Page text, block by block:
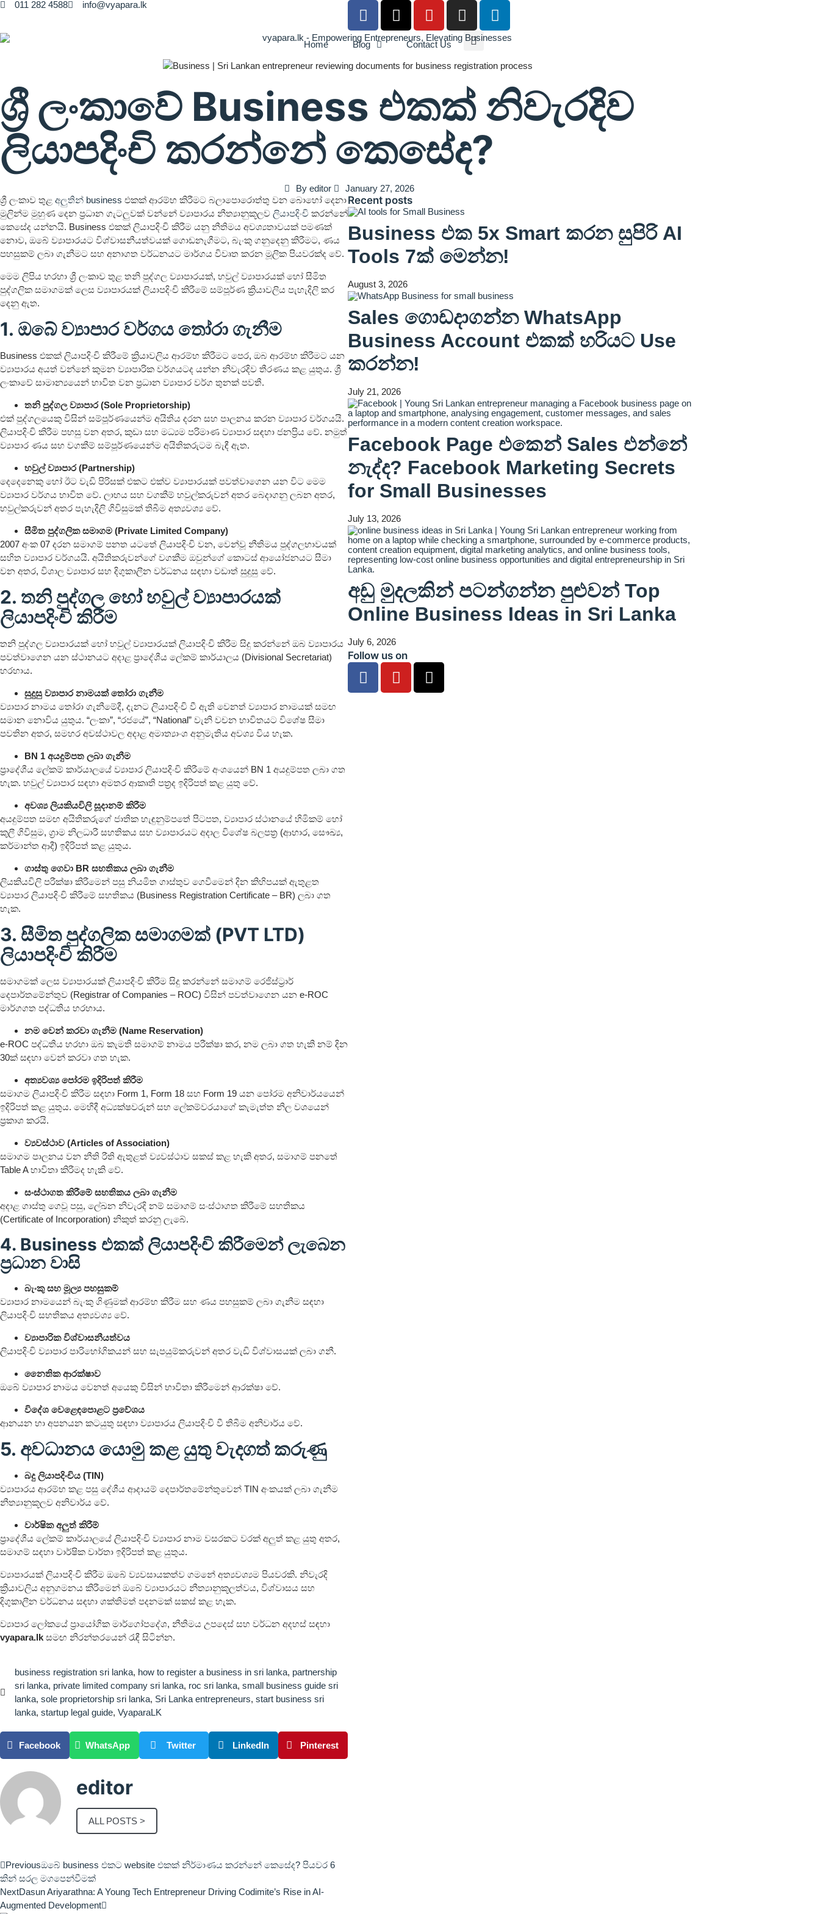
011 282 4588 info@vyapara.lk
Home Blog Contact Us
ශ්‍රී ලංකාවේ Business එකක් නිවැරදිව
ලියාපදිංචි කරන්නේ කෙසේද?
Byeditor
January 27, 2026
ශ්‍රී ලංකාව තුළ අලුතින් business එකක් ආරම්භ කිරීමට බලාපොරොත්තු වන බොහෝ දෙනා
මුලින්ම මුහුණ දෙන ප්‍රධාන ගැටලුවක් වන්නේ ව්‍යාපාරය නීත්‍යානුකූලව ලියාපදිංචි කරන්නේ
කෙසේද යන්නයි. Business එකක් ලියාපදිංචි කිරීම යනු නීතිමය අවශ්‍යතාවයක් පමණක්
නොව, ඔබේ ව්‍යාපාරයට විශ්වාසනීයත්වයක් ගොඩනැගීමට, බැංකු ගනුදෙනු කිරීමට, ණය
පහසුකම් ලබා ගැනීමට සහ අනාගත වර්ධනයට මාර්ගය විවෘත කරන මූලික පියවරක්ද වේ.
මෙම ලිපිය හරහා ශ්‍රී ලංකාව තුළ තනි පුද්ගල ව්‍යාපාරයක්, හවුල් ව්‍යාපාරයක් හෝ සීමිත
පුද්ගලික සමාගමක් ලෙස ව්‍යාපාරයක් ලියාපදිංචි කිරීමේ සම්පූර්ණ ක්‍රියාවලිය පැහැදිලි කර
දෙනු ඇත.
1. ඔබේ ව්‍යාපාර වර්ගය තෝරා ගැනීම
Business එකක් ලියාපදිංචි කිරීමේ ක්‍රියාවලිය ආරම්භ කිරීමට පෙර, ඔබ ආරම්භ කිරීමට යන
ව්‍යාපාරය අයත් වන්නේ කුමන ව්‍යාපාරික වර්ගයටද යන්න නිවැරදිව තීරණය කළ යුතුය. ශ්‍රී
ලංකාවේ සාමාන්‍යයෙන් භාවිත වන ප්‍රධාන ව්‍යාපාර වර්ග තුනක් පවතී.
තනි පුද්ගල ව්‍යාපාර (Sole Proprietorship)
එක් පුද්ගලයෙකු විසින් සම්පූර්ණයෙන්ම අයිතිය දරන සහ පාලනය කරන ව්‍යාපාර වර්ගයයි.
ලියාපදිංචි කිරීම පහසු වන අතර, කුඩා සහ මධ්‍යම පරිමාණ ව්‍යාපාර සඳහා ජනප්‍රිය වේ. නමුත්
ව්‍යාපාර ණය සහ වගකීම් සම්පූර්ණයෙන්ම අයිතිකරුටම බැඳී ඇත.
හවුල් ව්‍යාපාර (Partnership)
දෙදෙනෙකු හෝ ඊට වැඩි පිරිසක් එකට එක්ව ව්‍යාපාරයක් පවත්වාගෙන යන විට මෙම
ව්‍යාපාර වර්ගය භාවිත වේ. ලාභය සහ වගකීම් හවුල්කරුවන් අතර බෙදාගනු ලබන අතර,
හවුල්කරුවන් අතර පැහැදිලි ගිවිසුමක් තිබීම අත්‍යවශ්‍ය වේ.
සීමිත පුද්ගලික සමාගම (Private Limited Company)
2007 අංක 07 දරන සමාගම් පනත යටතේ ලියාපදිංචි වන, වෙන්වූ නීතිමය පුද්ගලභාවයක්
සහිත ව්‍යාපාර වර්ගයයි. අයිතිකරුවන්ගේ වගකීම ඔවුන්ගේ කොටස් ආයෝජනයට සීමා
වන අතර, විශාල ව්‍යාපාර සහ දිගුකාලීන වර්ධනය සඳහා වඩාත් සුදුසු වේ.
2. තනි පුද්ගල හෝ හවුල් ව්‍යාපාරයක්
ලියාපදිංචි කිරීම
තනි පුද්ගල ව්‍යාපාරයක් හෝ හවුල් ව්‍යාපාරයක් ලියාපදිංචි කිරීම සිදු කරන්නේ ඔබ ව්‍යාපාරය
පවත්වාගෙන යන ස්ථානයට අදාළ ප්‍රාදේශීය ලේකම් කාර්යාලය (Divisional Secretariat)
හරහාය.
සුදුසු ව්‍යාපාර නාමයක් තෝරා ගැනීම
ව්‍යාපාර නාමය තෝරා ගැනීමේදී, දැනට ලියාපදිංචි වී ඇති වෙනත් ව්‍යාපාර නාමයක් සමඟ
සමාන නොවිය යුතුය. “ලංකා”, “රජයේ”, “National” වැනි වචන භාවිතයට විශේෂ සීමා
පවතින අතර, සමහර අවස්ථාවල අදාළ අමාත්‍යාංශ අනුමැතිය අවශ්‍ය විය හැක.
BN 1 අයදුම්පත ලබා ගැනීම
ප්‍රාදේශීය ලේකම් කාර්යාලයේ ව්‍යාපාර ලියාපදිංචි කිරීමේ අංශයෙන් BN 1 අයදුම්පත ලබා ගත
හැක. හවුල් ව්‍යාපාර සඳහා අමතර ආකෘති පත්‍රද ඉදිරිපත් කළ යුතු වේ.
අවශ්‍ය ලියකියවිලි සූදානම් කිරීම
අයදුම්පත සමඟ අයිතිකරුගේ ජාතික හැඳුනුම්පතේ පිටපත, ව්‍යාපාර ස්ථානයේ හිමිකම් හෝ
කුලී ගිවිසුම, ග්‍රාම නිලධාරී සහතිකය සහ ව්‍යාපාරයට අදාල විශේෂ බලපත්‍ර (ආහාර, සෞඛ්‍ය,
කර්මාන්ත ආදී) ඉදිරිපත් කළ යුතුය.
ගාස්තු ගෙවා BR සහතිකය ලබා ගැනීම
ලියකියවිලි පරීක්ෂා කිරීමෙන් පසු නියමිත ගාස්තුව ගෙවීමෙන් දින කිහිපයක් ඇතුළත
ව්‍යාපාර ලියාපදිංචි කිරීමේ සහතිකය (Business Registration Certificate – BR) ලබා ගත
හැක.
3. සීමිත පුද්ගලික සමාගමක් (PVT LTD)
ලියාපදිංචි කිරීම
සමාගමක් ලෙස ව්‍යාපාරයක් ලියාපදිංචි කිරීම සිදු කරන්නේ සමාගම් රෙජිස්ට්‍රාර්
දෙපාර්තමේන්තුව (Registrar of Companies – ROC) විසින් පවත්වාගෙන යන e-ROC
මාර්ගගත පද්ධතිය හරහාය.
නම වෙන් කරවා ගැනීම (Name Reservation)
e-ROC පද්ධතිය හරහා ඔබ කැමති සමාගම් නාමය පරීක්ෂා කර, නම ලබා ගත හැකි නම් දින
30ක් සඳහා වෙන් කරවා ගත හැක.
අත්‍යවශ්‍ය පෝරම ඉදිරිපත් කිරීම
සමාගම ලියාපදිංචි කිරීම සඳහා Form 1, Form 18 සහ Form 19 යන පෝරම අනිවාර්යයෙන්
ඉදිරිපත් කළ යුතුය. මෙහිදී අධ්‍යක්ෂවරුන් සහ ලේකම්වරයාගේ කැමැත්ත නිල වශයෙන්
ප්‍රකාශ කරයි.
ව්‍යවස්ථාව (Articles of Association)
සමාගම පාලනය වන නීති රීති ඇතුළත් ව්‍යවස්ථාව සකස් කළ හැකි අතර, සමාගම් පනතේ
Table A භාවිතා කිරීමද හැකි වේ.
සංස්ථාගත කිරීමේ සහතිකය ලබා ගැනීම
අදාළ ගාස්තු ගෙවූ පසු, ලේඛන නිවැරදි නම් සමාගම් සංස්ථාගත කිරීමේ සහතිකය
(Certificate of Incorporation) නිකුත් කරනු ලැබේ.
4. Business එකක් ලියාපදිංචි කිරීමෙන් ලැබෙන
ප්‍රධාන වාසි
බැංකු සහ මූල්‍ය පහසුකම්
ව්‍යාපාර නාමයෙන් බැංකු ගිණුමක් ආරම්භ කිරීම සහ ණය පහසුකම් ලබා ගැනීම සඳහා
ලියාපදිංචි සහතිකය අත්‍යවශ්‍ය වේ.
ව්‍යාපාරික විශ්වාසනීයත්වය
ලියාපදිංචි ව්‍යාපාර පාරිභෝගිකයන් සහ සැපයුම්කරුවන් අතර වැඩි විශ්වාසයක් ලබා ගනී.
නෛතික ආරක්ෂාව
ඔබේ ව්‍යාපාර නාමය වෙනත් අයෙකු විසින් භාවිතා කිරීමෙන් ආරක්ෂා වේ.
විදේශ වෙළෙඳපොළට ප්‍රවේශය
ආනයන හා අපනයන කටයුතු සඳහා ව්‍යාපාරය ලියාපදිංචි වී තිබීම අනිවාර්ය වේ.
5. අවධානය යොමු කළ යුතු වැදගත් කරුණු
බදු ලියාපදිංචිය (TIN)
ව්‍යාපාරය ආරම්භ කළ පසු දේශීය ආදායම් දෙපාර්තමේන්තුවෙන් TIN අංකයක් ලබා ගැනීම
නීත්‍යානුකූලව අනිවාර්ය වේ.
වාර්ෂික අලුත් කිරීම්
ප්‍රාදේශීය ලේකම් කාර්යාලයේ ලියාපදිංචි ව්‍යාපාර නාම වසරකට වරක් අලුත් කළ යුතු අතර,
සමාගම් සඳහා වාර්ෂික වාර්තා ඉදිරිපත් කළ යුතුය.
ව්‍යාපාරයක් ලියාපදිංචි කිරීම ඔබේ ව්‍යවසායකත්ව ගමනේ අත්‍යවශ්‍යම පියවරකි. නිවැරදි
ක්‍රියාවලිය අනුගමනය කිරීමෙන් ඔබේ ව්‍යාපාරයට නීත්‍යානුකූලත්වය, විශ්වාසය සහ
දිගුකාලීන වර්ධනය සඳහා ශක්තිමත් පදනමක් සකස් කළ හැක.
ව්‍යාපාර ලෝකයේ ප්‍රායෝගික මාර්ගෝපදේශ, නීතිමය උපදෙස් සහ වර්ධන අදහස් සඳහා
vyapara.lk සමඟ නිරන්තරයෙන් රැඳී සිටින්න.
business registration sri lanka, how to register a business in sri lanka, partnership
sri lanka, private limited company sri lanka, roc sri lanka, small business guide sri
lanka, sole proprietorship sri lanka, Sri Lanka entrepreneurs, start business sri
lanka, startup legal guide, VyaparaLK
Facebook WhatsApp Twitter LinkedIn Pinterest
editor
ALL POSTS >
Previousඔබේ business එකට website එකක් නිර්මාණය කරන්නේ කෙසේද? පියවර 6
කින් සරල මගපෙන්වීමක්
NextDasun Ariyarathna: A Young Tech Entrepreneur Driving Codimite’s Rise in AI-
Augmented Development
Recent posts
Business එක 5x Smart කරන සුපිරි AI
Tools 7ක් මෙන්න!
August 3, 2026
Sales ගොඩදාගන්න WhatsApp
Business Account එකක් හරියට Use
කරන්න!
July 21, 2026
Facebook Page එකෙන් Sales එන්නේ
නැද්ද? Facebook Marketing Secrets
for Small Businesses
July 13, 2026
අඩු මුදලකින් පටන්ගන්න පුළුවන් Top
Online Business Ideas in Sri Lanka
July 6, 2026
Follow us on